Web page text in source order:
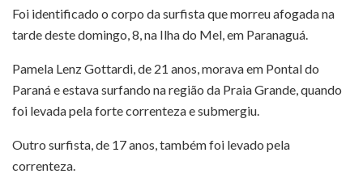
Foi identificado o corpo da surfista que morreu afogada na
tarde deste domingo, 8, na Ilha do Mel, em Paranaguá.
Pamela Lenz Gottardi, de 21 anos, morava em Pontal do
Paraná e estava surfando na região da Praia Grande, quando
foi levada pela forte correnteza e submergiu.
Outro surfista, de 17 anos, também foi levado pela
correnteza.